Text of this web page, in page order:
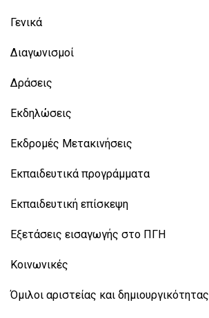
Γενικά
Διαγωνισμοί
Δράσεις
Εκδηλώσεις
Εκδρομές Μετακινήσεις
Εκπαιδευτικά προγράμματα
Εκπαιδευτική επίσκεψη
Εξετάσεις εισαγωγής στο ΠΓΗ
Κοινωνικές
Όμιλοι αριστείας και δημιουργικότητας